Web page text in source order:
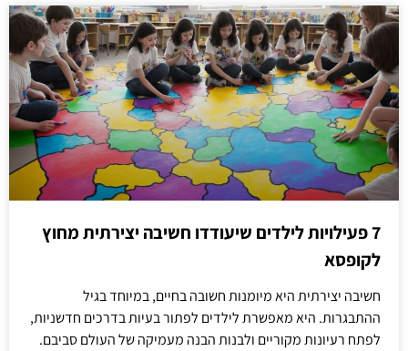
7 פעילויות לילדים שיעודדו חשיבה יצירתית מחוץ
לקופסא
חשיבה יצירתית היא מיומנות חשובה בחיים, במיוחד בגיל
ההתבגרות. היא מאפשרת לילדים לפתור בעיות בדרכים חדשניות,
לפתח רעיונות מקוריים ולבנות הבנה מעמיקה של העולם סביבם.